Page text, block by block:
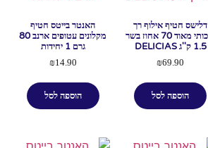
דלישס חטיף אילוף רך
איכותי מאוד 70 אחוז בשר
1.5 ק''ג DELICIAS
₪69.90
הוספה לסל
האנטר בייטס חטיף
מקלונים עטופים ארנב 80
גרם 1 יחידות
₪14.90
הוספה לסל